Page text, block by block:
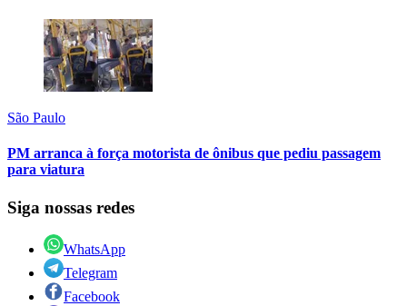
São Paulo
PM arranca à força motorista de ônibus que pediu passagem
para viatura
Siga nossas redes
WhatsApp
Telegram
Facebook